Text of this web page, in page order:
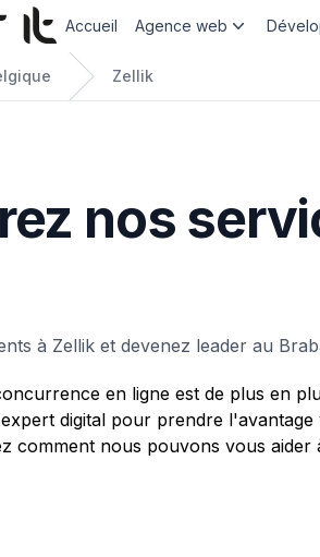
Accueil Agence web
Zellik
nos
à Zellik et devenez leader au
en ligne est de plus en
digital pour prendre l'avantage
comment nous pouvons vous aider